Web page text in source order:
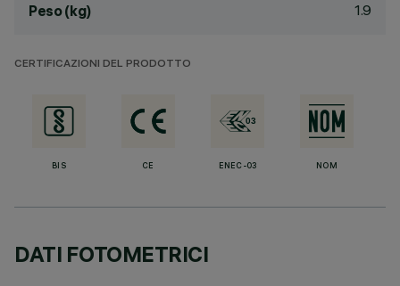
Peso (kg) 1.9
CERTIFICAZIONI DEL PRODOTTO
BIS CE ENEC-03 NOM
DATI FOTOMETRICI